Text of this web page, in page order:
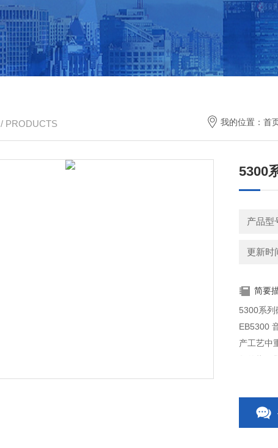
/ PRODUCTS 我的位置： 首
5300
产品型
更新时
简要
5300系列
EB5300
产工艺中
数的指